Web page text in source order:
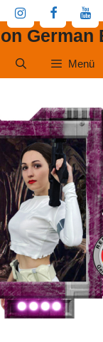
German
Menü